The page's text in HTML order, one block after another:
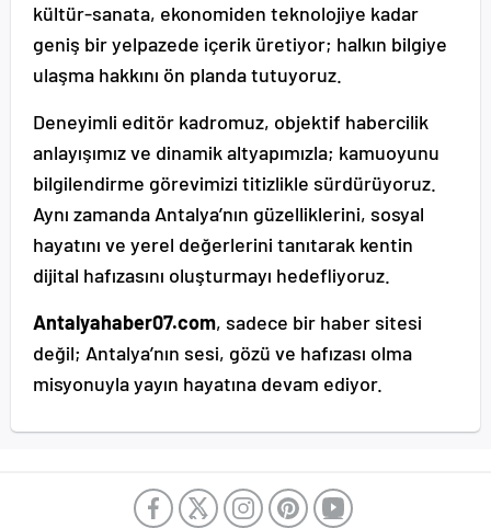
kültür-sanata, ekonomiden teknolojiye kadar
geniş bir yelpazede içerik üretiyor; halkın bilgiye
ulaşma hakkını ön planda tutuyoruz.
Deneyimli editör kadromuz, objektif habercilik
anlayışımız ve dinamik altyapımızla; kamuoyunu
bilgilendirme görevimizi titizlikle sürdürüyoruz.
Aynı zamanda Antalya’nın güzelliklerini, sosyal
hayatını ve yerel değerlerini tanıtarak kentin
dijital hafızasını oluşturmayı hedefliyoruz.
Antalyahaber07.com, sadece bir haber sitesi
değil; Antalya’nın sesi, gözü ve hafızası olma
misyonuyla yayın hayatına devam ediyor.